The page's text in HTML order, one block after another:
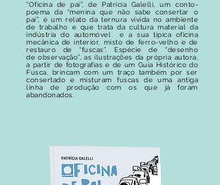
“Oficina de pai”, de Patrícia Galelli, um conto-
poemada “menina que não sabe consertar o
pai”, é um relato da ternura vivida no ambiente
de trabalho e que tratada cultura material da
indústria do automóvel e a sua típica oficina
mecânica de interior, misto de ferro-velho e de
restauro de “fuscas”. Espécie de “desenho
deobservação”, as ilustrações da própria autora,
a partir de fotografias e de um Guia Histórico do
Fusca, brincam com um traço também por ser
consertado e misturam fuscas de uma antiga
linha de produção com os que já foram
abandonados.